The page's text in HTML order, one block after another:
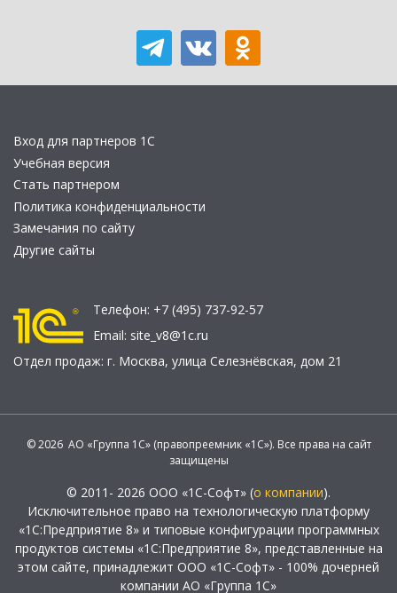
Вход для партнеров 1С
Учебная версия
Стать партнером
Политика конфиденциальности
Замечания по сайту
Другие сайты
Телефон: +7 (495) 737-92-57
Email: site_v8@1c.ru
Отдел продаж: г. Москва, улица Селезнёвская, дом 21
© 2026 АО «Группа 1С» (правопреемник «1С»). Все права на сайт
защищены
© 2011- 2026 ООО «1С-Софт» (о компании).
Исключительное право на технологическую платформу
«1С:Предприятие 8» и типовые конфигурации программных
продуктов системы «1С:Предприятие 8», представленные на
этом сайте, принадлежит ООО «1С-Софт» - 100% дочерней
компании АО «Группа 1С»